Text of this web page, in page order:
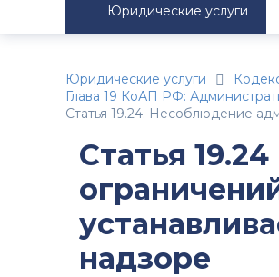
Юридические услуги
Юридические услуги
Глава 19 КоАП РФ:
Статья 19.24. Несоблюдение
Статья
надзоре